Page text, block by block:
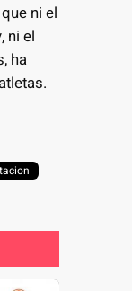
ni el
ni el
ha